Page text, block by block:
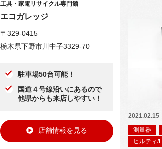
2021.02.15
測量器
ヒルティ/
工具・家電リサイクル専門館
エコガレッジ
〒329-0415
栃木県下野市川中子3329-70
駐車場50台可能！
国道４号線沿いにあるので
他県からも来店しやすい！
店舗情報を見る